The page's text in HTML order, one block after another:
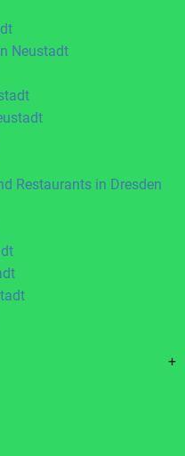
Neustadt
Restaurants in Dresden
+